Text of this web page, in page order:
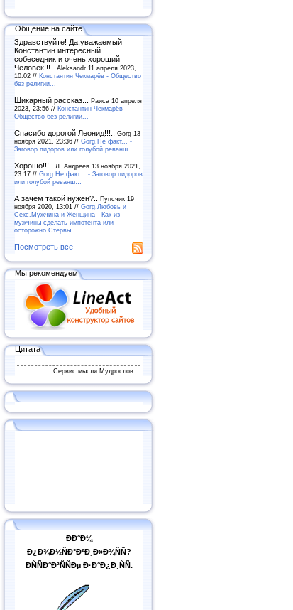
Общение на сайте
Здравствуйте! Да,уважаемый
Константин интересный
собеседник и очень хороший
Человек!!!.. Aleksandr 11 апреля 2023,
10:02 // Константин Чекмарёв - Общество
без религии...
Шикарный рассказ... Раиса 10 апреля
2023, 23:56 // Константин Чекмарёв -
Общество без религии...
Спасибо дорогой Леонид!!!.. Gorg 13
ноября 2021, 23:36 // Gorg.Не факт... -
Заговор пидоров или голубой реванш…
Хорошо!!!..
Л. Андреев 13 ноября 2021,
23:17 // Gorg.Не факт... - Заговор пидоров
или голубой реванш…
А зачем такой нужен?.. Пупсчик 19
ноября 2020, 13:01 // Gorg.Любовь и
Секс.Мужчина и Женщина - Как из
мужчины сделать импотента или
осторожно Стервы.
Посмотреть все
Мы рекомендуем
Цитата
Сервис мысли Мудрослов
ÐÐ°Ð¼
Ð¿Ð¾Ð½ÑÐ°Ð²Ð¸Ð»Ð¾ÑÑ?
ÐÑÑÐ°Ð²ÑÑÐµ Ð·Ð°Ð¿Ð¸ÑÑ.